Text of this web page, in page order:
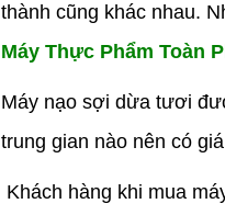
thành cũng khác nhau.
Máy Thực Phẩm Toàn
Máy nạo sợi dừa tươi
trung gian nào nên có
Khách hàng khi mua